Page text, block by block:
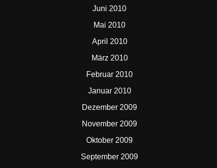
Juni 2010
Mai 2010
April 2010
März 2010
Februar 2010
Januar 2010
Dezember 2009
November 2009
Oktober 2009
September 2009